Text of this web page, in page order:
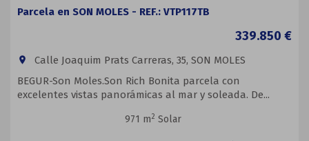
Parcela en SON MOLES - REF.: VTP117TB
339.850 €
room
Calle Joaquim Prats Carreras, 35, SON MOLES
BEGUR-Son Moles.Son Rich Bonita parcela con
excelentes vistas panorámicas al mar y soleada. De...
971 m2 Solar